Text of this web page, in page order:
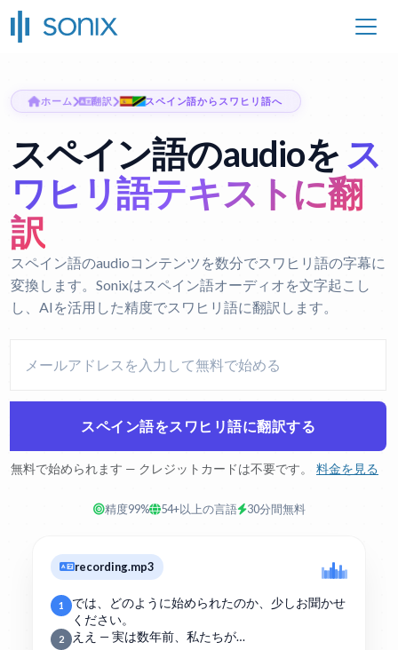
ホーム 翻訳 スペイン語からスワヒリ語へ
スペイン語のaudioをス
ワヒリ語テキストに翻
訳
スペイン語のaudioコンテンツを数分でスワヒリ語の字幕に
変換します。Sonixはスペイン語オーディオを文字起こし
し、AIを活用した精度でスワヒリ語に翻訳します。
スペイン語をスワヒリ語に翻訳する
無料で始められます — クレジットカードは不要です。 料金を見る
精度99% 54+以上の言語 30分間無料
recording.mp3
1
では、どのように始められたのか、少しお聞かせ
ください。
2 ええ — 実は数年前、私たちが…